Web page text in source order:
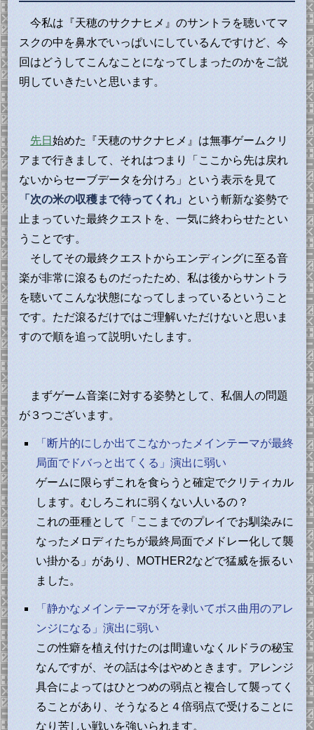
今私は『天穂のサクナヒメ』のサントラを聴いてマ
スクの中を鼻水でいっぱいにしているんですけど、今
回はどうしてこんなことになってしまったのかをご説
明していきたいと思います。
先日始めた『天穂のサクナヒメ』は無事ゲームクリ
アまで行きまして、それはつまり「ここから先は戻れ
ないからセーブデータを分けろ」という表示を見て
「次の米の収穫まで待ってくれ」 という斬新な姿勢で
止まっていた最終クエストを、一気に終わらせたとい
うことです。
そしてその最終クエストからエンディングに至る音
楽が非常に滾るものだったため、私は後からサントラ
を聴いてこんな状態になってしまっているということ
です。ただ滾るだけではご理解いただけないと思いま
すので順を追って説明いたします。
まずゲーム音楽に対する姿勢として、私個人の問題
が３つございます。
「断片的にしか出てこなかったメインテーマが最終
局面でドバっと出てくる」演出に弱い
ゲームに限らずこれを食らうと確定でクリティカル
します。むしろこれに弱くない人いるの？
これの亜種として「ここまでのプレイでお馴染みに
なったメロディたちが最終局面でメドレー化して襲
い掛かる」があり、MOTHER2などで猛威を振るい
ました。
「静かなメインテーマが牙を剥いてボス曲用のアレ
ンジになる」演出に弱い
この性癖を植え付けたのは間違いなくルドラの秘宝
なんですが、その話は今はやめときます。アレンジ
具合によってはひとつめの弱点と複合して襲ってく
ることがあり、そうなると４倍弱点で受けることに
なり苦しい戦いを強いられます。